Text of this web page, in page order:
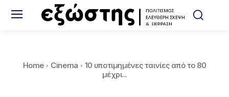
Home Cinema
10 υποτιμημένες ταινίες από το 80
μέχρι...